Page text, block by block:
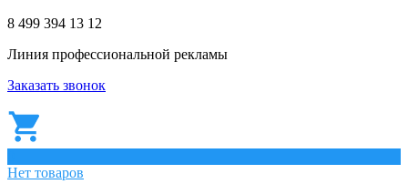
8 499 394 13 12
Линия профессиональной рекламы
Заказать звонок
Нет товаров